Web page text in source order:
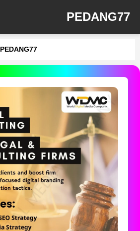
PEDANG77
PEDANG77